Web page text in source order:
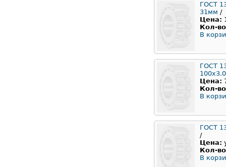
ГОСТ
31мм /
Цена:
Кол-
В
ГОСТ
Цена:
Кол-
В
ГОСТ
/
Цена:
Кол-
В